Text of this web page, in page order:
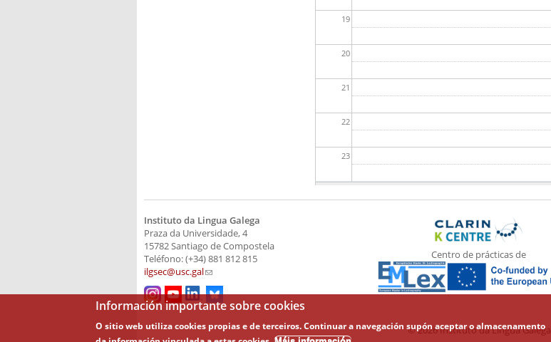
19
20
21
22
23
Instituto da Lingua Galega
Praza da Universidade, 4
15782 Santiago de Compostela
Teléfono: (+34) 881 812 815
ilgsec@usc.gal(link sends e-mail)
Centro de prácticas de
© 2026 Instituto da Lingua Galega
Información importante sobre cookies
O sitio web utiliza cookies propias e de terceiros. Continuar a navegación supón aceptar o almacenamento